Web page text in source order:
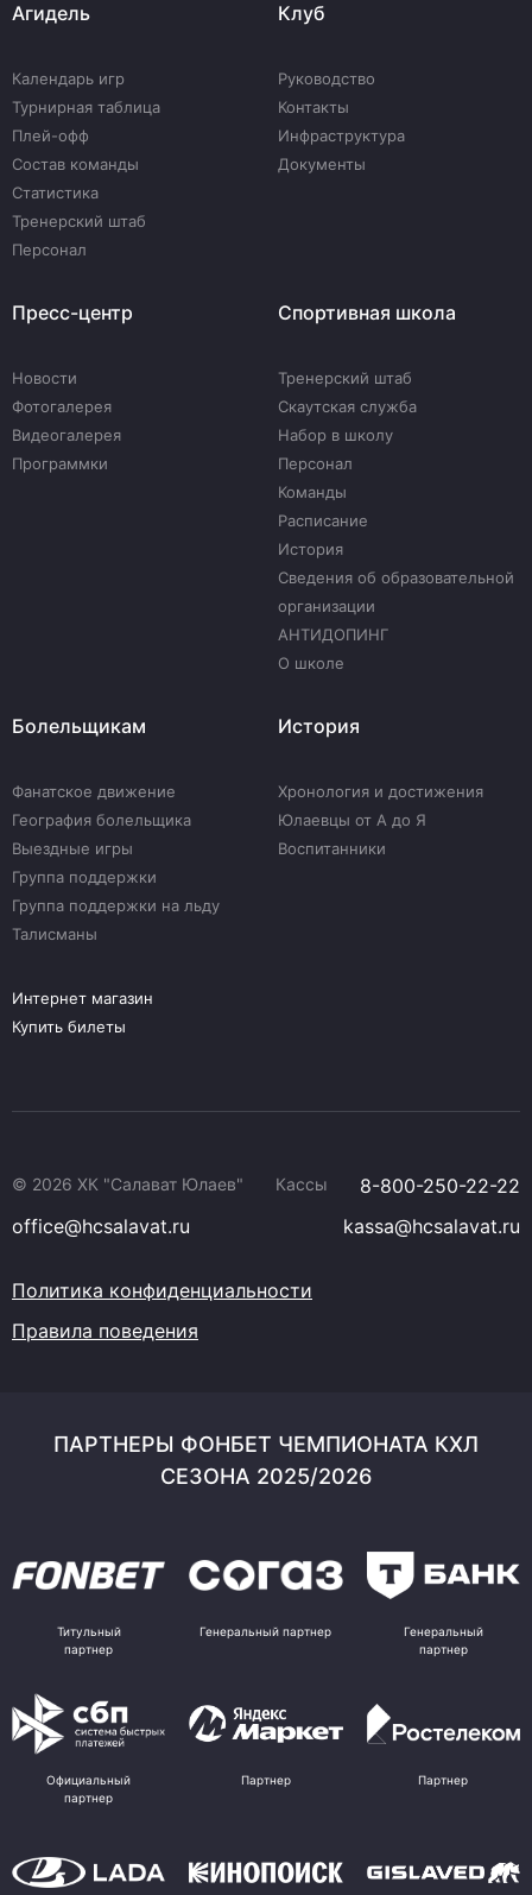
Агидель
Календарь игр
Турнирная таблица
Плей-офф
Состав команды
Статистика
Тренерский штаб
Персонал
Клуб
Руководство
Контакты
Инфраструктура
Документы
Пресс-центр
Новости
Фотогалерея
Видеогалерея
Программки
Спортивная школа
Тренерский штаб
Скаутская служба
Набор в школу
Персонал
Команды
Расписание
История
Сведения об образовательной
организации
АНТИДОПИНГ
О школе
Болельщикам
Фанатское движение
География болельщика
Выездные игры
Группа поддержки
Группа поддержки на льду
Талисманы
История
Хронология и достижения
Юлаевцы от А до Я
Воспитанники
Интернет магазин
Купить билеты
© 2026 ХК "Салават Юлаев" Кассы
8-800-250-22-22
office@hcsalavat.ru
kassa@hcsalavat.ru
Политика конфиденциальности
Правила поведения
ПАРТНЕРЫ ФОНБЕТ ЧЕМПИОНАТА КХЛ
СЕЗОНА 2025/2026
Титульный
партнер
Генеральный партнер
Генеральный
партнер
Официальный
партнер
Партнер Партнер